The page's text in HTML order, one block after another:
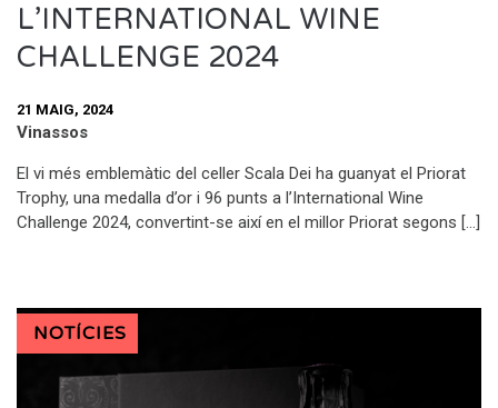
L’INTERNATIONAL WINE
CHALLENGE 2024
21 MAIG, 2024
Vinassos
El vi més emblemàtic del celler Scala Dei ha guanyat el Priorat
Trophy, una medalla d’or i 96 punts a l’International Wine
Challenge 2024, convertint-se així en el millor Priorat segons […]
NOTÍCIES